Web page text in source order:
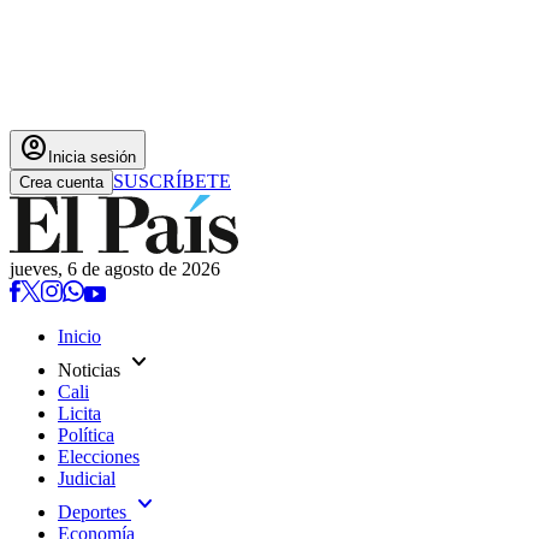
account_circle Inicia sesión
Crea cuenta SUSCRÍBETE
jueves, 6 de agosto de 2026
Inicio
Noticias expand_more
Cali
Licita
Política
Elecciones
Judicial
Deportes expand_more
Economía